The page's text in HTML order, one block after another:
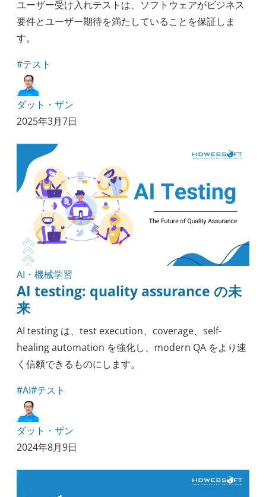
ユーザー受け入れテストは、ソフトウェアがビジネス
要件とユーザー期待を満たしていることを保証しま
す。
#テスト
ダット・ザン
2025年3月7日
AI・機械学習
AI testing: quality assurance の未
来
AI testing は、test execution、coverage、self-
healing automation を強化し、modern QA をより速
く信頼できるものにします。
#AI#テスト
ダット・ザン
2024年8月9日